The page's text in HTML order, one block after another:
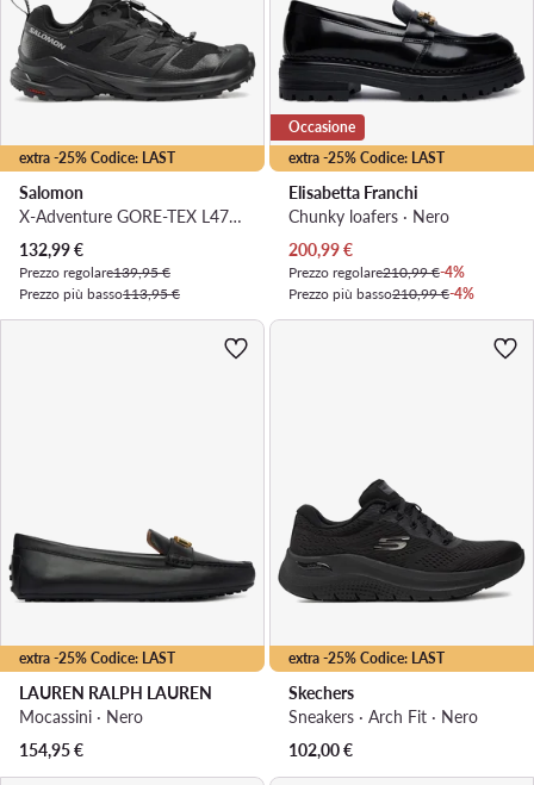
extra -25% Codice: LAST
Salomon
X-Adventure GORE-TEX L47321800 · Scarpe running
Prezzo attuale
132,99€
Prezzo regolare139,95 €
Prezzo più basso113,95 €
extra -25% Codice: LAST
Occasione
Elisabetta Franchi
Chunky loafers · Nero
Prezzo attuale
200,99€
Prezzo regolare210,99 €-4%
Prezzo più basso210,99 €-4%
extra -25% Codice: LAST
LAUREN RALPH LAUREN
Mocassini · Nero
154,95€
extra -25% Codice: LAST
Skechers
Sneakers · Arch Fit · Nero
102,00€